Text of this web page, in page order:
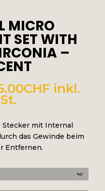
MICRO
SET WITH
–
CHF inkl.
mit Internal
das Gewinde beim
Entfernen.